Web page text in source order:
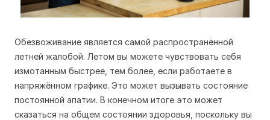
Обезвоживание является самой распространённой
летней жалобой. Летом вы можете чувствовать себя
измотанным быстрее, тем более, если работаете в
напряжённом графике. Это может вызывать состояние
постоянной апатии. В конечном итоге это может
сказаться на общем состоянии здоровья, поскольку вы